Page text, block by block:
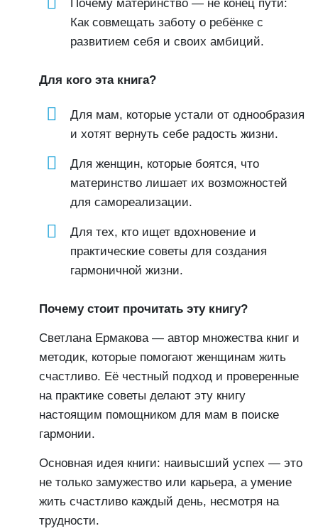
Почему материнство — не конец пути:
Как совмещать заботу о ребёнке с
развитием себя и своих амбиций.
Для кого эта книга?
Для мам, которые устали от однообразия
и хотят вернуть себе радость жизни.
Для женщин, которые боятся, что
материнство лишает их возможностей
для самореализации.
Для тех, кто ищет вдохновение и
практические советы для создания
гармоничной жизни.
Почему стоит прочитать эту книгу?
Светлана Ермакова — автор множества книг и
методик, которые помогают женщинам жить
счастливо. Её честный подход и проверенные
на практике советы делают эту книгу
настоящим помощником для мам в поиске
гармонии.
Основная идея книги: наивысший успех — это
не только замужество или карьера, а умение
жить счастливо каждый день, несмотря на
трудности.